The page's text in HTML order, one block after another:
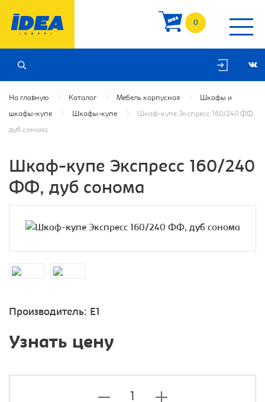
0
На главную Каталог Мебель корпусная Шкафы и
шкафы-купе Шкафы-купе Шкаф-купе Экспресс 160/240 ФФ,
дуб сонома
Шкаф-купе Экспресс 160/240
ФФ, дуб сонома
Производитель: E1
Узнать цену